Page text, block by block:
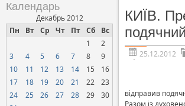
Календарь
Декабрь 2012
Пн
Вт Ср Чт Пт Сб Вс
1
2
3
4 5 6 7 8
9
10
11 12 13 14 15
16
17
18 19 20 21 22
23
24
25 26 27 28 29
30
КИЇВ.
25.12.2012
відправив
Разом із